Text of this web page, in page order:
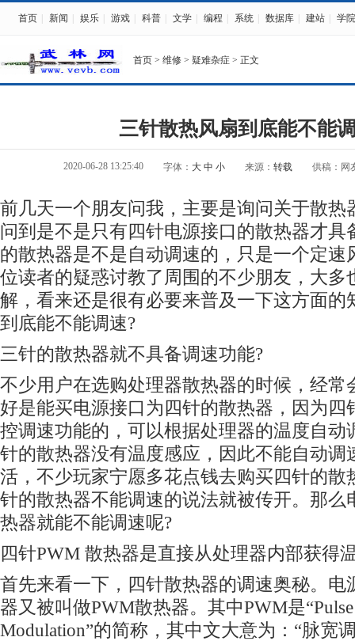
首页 新闻 娱乐 游戏 科普 文学 编程 系统 数据库 建站 学院
首页 > 维修 > 疑难杂症 > 正文
三针散热风扇到底能不能
2020-06-28 13:25:40 字体： 大 中 小 来源： 转载 供稿：网
前几天一个朋友问我，主要是询问关于散热
问到是不是只有四针电源接口的散热器才具
的散热器是不是自动调速的，只是一个定速
位读者的疑惑讨教了周围的不少朋友，大多
解，看来还是很有必要来普及一下这方面
到底能不能调速?
三针的散热器就不具备调速功能?
不少用户在选购处理器散热器的时候，经常
好是能买电源接口为四针的散热器，因为四
控调速功能的，可以根据处理器的温度自动
针的散热器没有温度感应，因此不能自动调
活，不少玩家宁愿多花点钱去购买四针的散
针的散热器不能调速的说法就被传开。那么
热器就能不能调速呢?
四针PWM 散热器是直接从处理器内部获得
首先来看一下，四针散热器的调速奥秘。 电
器又被叫做PWM散热器。其中PWM是
Modulation”的简称，其中文大意为：“脉宽